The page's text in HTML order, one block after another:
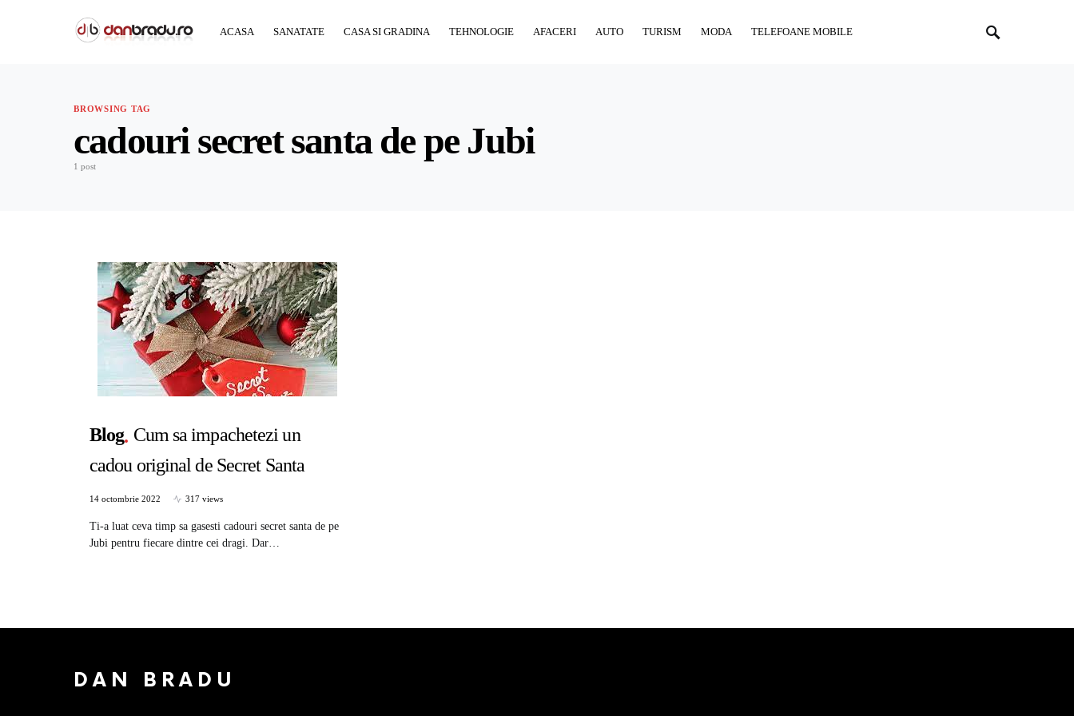
ACASA SANATATE CASA SI GRADINA TEHNOLOGIE AFACERI AUTO TURISM MODA TELEFOANE MOBILE
BROWSING TAG
cadouri secret santa de pe Jubi
1 post
Blog Cum sa impachetezi un
cadou original de Secret Santa
14 octombrie 2022 317 views
Ti-a luat ceva timp sa gasesti cadouri secret santa de pe
Jubi pentru fiecare dintre cei dragi. Dar…
DAN BRADU